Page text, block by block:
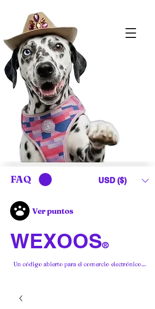
USD ($)
WEXOOS®
Ver puntos
Un código abierto para el comercio electrónico...
FAQ